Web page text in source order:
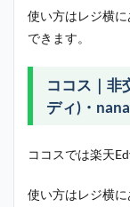
使い方はレジ横
できます。
ココス｜非
ディ)・
ココスでは楽天
使い方はレジ横